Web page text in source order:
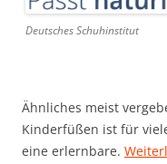
Deutsches Schuhinstitut
Ähnliches meist
Kinderfüßen ist für
eine erlernbare.